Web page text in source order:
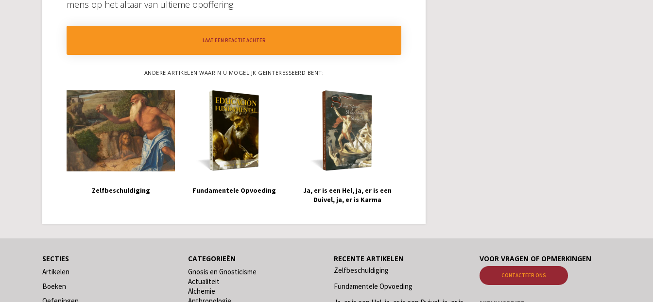
mens op het altaar van ultieme opoffering.
LAAT EEN REACTIE ACHTER
ANDERE ARTIKELEN WAARIN U MOGELIJK GEÏNTERESSEERD BENT:
Zelfbeschuldiging Fundamentele Opvoeding
Ja, er is een Hel, ja, er is een
Duivel, ja, er is Karma
SECTIES
Artikelen
Boeken
CATEGORIEËN
Gnosis en Gnosticisme
Actualiteit
Alchemie
RECENTE ARTIKELEN
Zelfbeschuldiging
Fundamentele Opvoeding
VOOR VRAGEN OF OPMERKINGEN
CONTACTEER ONS